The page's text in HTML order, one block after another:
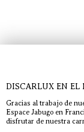
DISCARLUX EN EL
Gracias al trabajo de
Espace Jabugo en
disfrutar de nuestra